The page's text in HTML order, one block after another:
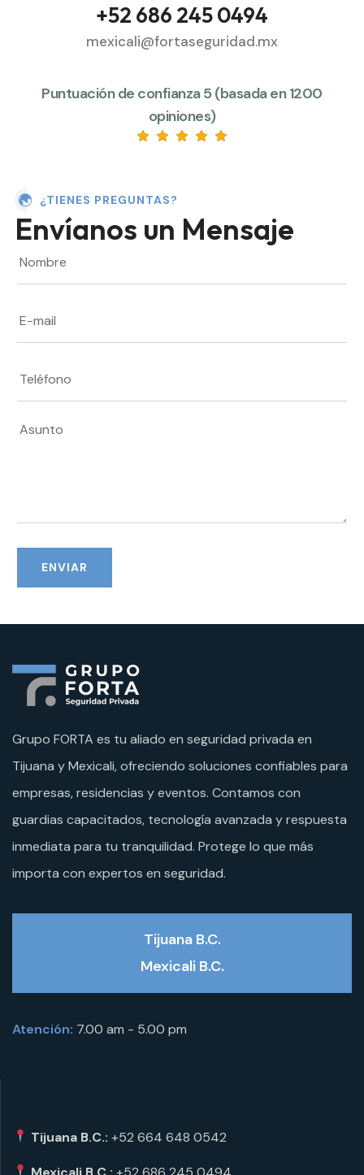
+52 686 245 0494
mexicali@fortaseguridad.mx
Puntuación de confianza 5 (basada en 1200
opiniones)
¿TIENES PREGUNTAS?
Envíanos un Mensaje
Grupo FORTA es tu aliado en seguridad privada en
Tijuana y Mexicali, ofreciendo soluciones confiables para
empresas, residencias y eventos. Contamos con
guardias capacitados, tecnología avanzada y respuesta
inmediata para tu tranquilidad. Protege lo que más
importa con expertos en seguridad.
Tijuana B.C.
Mexicali B.C.
Atención: 7.00 am - 5.00 pm
Tijuana B.C.: +52 664 648 0542